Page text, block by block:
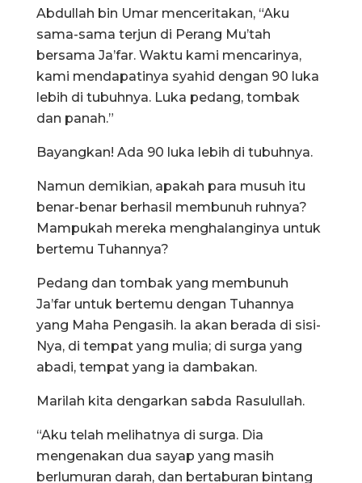
Abdullah bin Umar menceritakan, “Aku
sama-sama terjun di Perang Mu’tah
bersama Ja’far. Waktu kami mencarinya,
kami mendapatinya syahid dengan 90 luka
lebih di tubuhnya. Luka pedang, tombak
dan panah.”
Bayangkan! Ada 90 luka lebih di tubuhnya.
Namun demikian, apakah para musuh itu
benar-benar berhasil membunuh ruhnya?
Mampukah mereka menghalanginya untuk
bertemu Tuhannya?
Pedang dan tombak yang membunuh
Ja’far untuk bertemu dengan Tuhannya
yang Maha Pengasih. Ia akan berada di sisi-
Nya, di tempat yang mulia; di surga yang
abadi, tempat yang ia dambakan.
Marilah kita dengarkan sabda Rasulullah.
“Aku telah melihatnya di surga. Dia
mengenakan dua sayap yang masih
berlumuran darah, dan bertaburan bintang